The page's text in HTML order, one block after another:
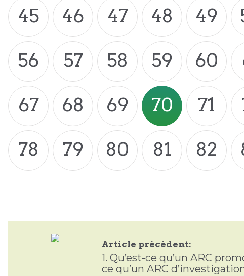
45
46 47 48 49
56
57 58 59 60
67
68 69 70 71
78
79 80 81 82
Article précédent:
1.Qu’est-ce qu’un ARC
ce qu’un ARC